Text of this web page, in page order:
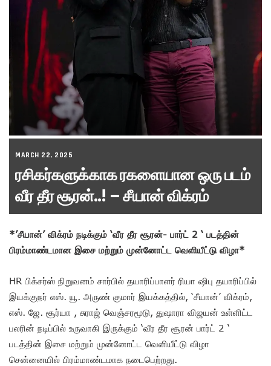
MARCH 22, 2025
ரசிகர்களுக்காக ரகளையான ஒரு படம்
வீர தீர சூரன்..! – சீயான் விக்ரம்
*’சீயான்’ விக்ரம் நடிக்கும் ‘வீர தீர சூரன்- பார்ட் 2 ‘ படத்தின்
பிரம்மாண்டமான இசை மற்றும் முன்னோட்ட வெளியீட்டு விழா*
HR பிக்சர்ஸ் நிறுவனம் சார்பில் தயாரிப்பாளர் ரியா ஷிபு தயாரிப்பில்
இயக்குநர் எஸ். யூ. அருண் குமார் இயக்கத்தில், ‘சீயான்’ விக்ரம்,
எஸ். ஜே. சூர்யா , சுராஜ் வெஞ்சரமூடு, துஷாரா விஜயன் உள்ளிட்ட
பலரின் நடிப்பில் உருவாகி இருக்கும் ‘வீர தீர சூரன் பார்ட் 2 ‘
படத்தின் இசை மற்றும் முன்னோட்ட வெளியீட்டு விழா
சென்னையில் பிரம்மாண்டமாக நடைபெற்றது.